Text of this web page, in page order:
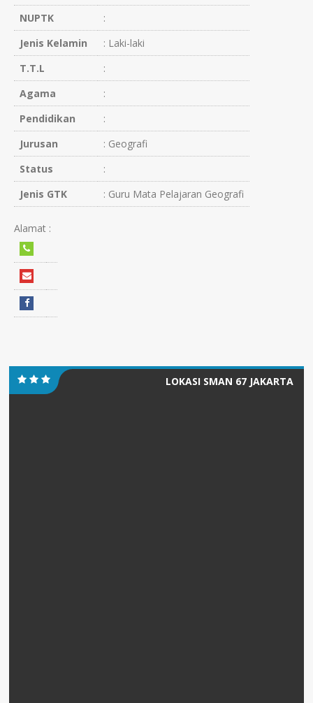
NUPTK
:
Jenis Kelamin
: Laki-laki
T.T.L
:
Agama
:
Pendidikan
:
Jurusan
: Geografi
Status
:
Jenis GTK
: Guru Mata Pelajaran Geografi
Alamat :
LOKASI SMAN 67 JAKARTA